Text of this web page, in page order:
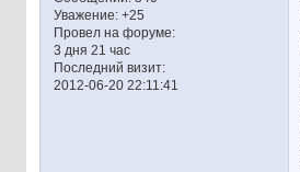
Уважение: +25
Провел на форуме:
3 дня 21 час
Последний визит:
2012-06-20 22:11:41